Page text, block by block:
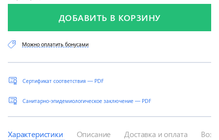
ДОБАВИТЬ В КОРЗИНУ
Сертификат соответствия — PDF
Санитарно-эпидемиологическое заключение — PDF
Можно оплатить бонусами
Характеристики Описание Доставка и оплата